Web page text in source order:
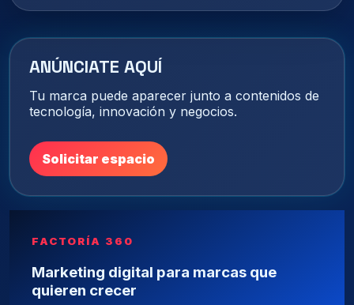
ANÚNCIATE AQUÍ
Tu marca puede aparecer junto a contenidos de
tecnología, innovación y negocios.
Solicitar espacio
FACTORÍA 360
Marketing digital para marcas que
quieren crecer